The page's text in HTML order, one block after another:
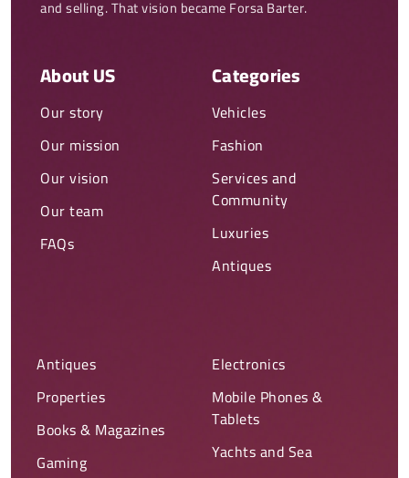
and selling. That vision became Forsa Barter.
About US
Our story
Our mission
Our vision
Our team
FAQs
Categories
Vehicles
Fashion
Services and
Community
Luxuries
Antiques
Antiques
Properties
Books & Magazines
Gaming
Electronics
Mobile Phones &
Tablets
Yachts and Sea